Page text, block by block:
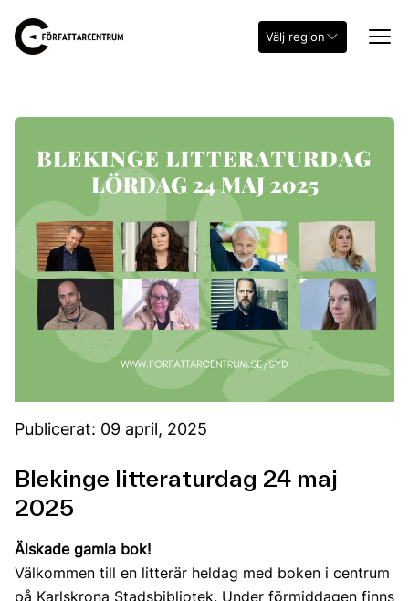
Välj region
Publicerat: 09 april, 2025
Blekinge litteraturdag 24 maj
2025
Älskade gamla bok!
Välkommen till en litterär heldag med boken i centrum
på Karlskrona Stadsbibliotek. Under förmiddagen finns